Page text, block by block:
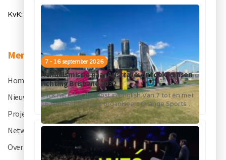
7 - 16 september 2026
Handelsmissie naar Australië: ontdek kansen
richting Brisbane 2032
Click here for the post in English Van 7 tot en met
16 september 2026 organiseert Orange Sports
Forum in...
KvK: 50334905
Menu
Home
Nieuws
Projecten
Netwerk
Over OSF